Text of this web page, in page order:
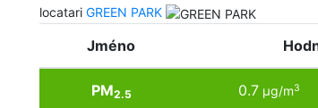
locatari GREEN PARK
Jméno
PM2.5 0.7 µg/m3